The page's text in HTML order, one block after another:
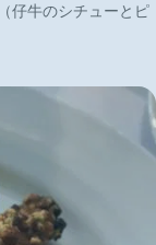
仔牛のシチューとピ